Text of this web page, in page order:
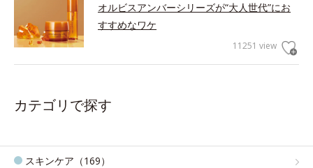
オルビスアンバーシリーズが“大人世代”にお
すすめなワケ
11251 view
カテゴリで探す
スキンケア（169）